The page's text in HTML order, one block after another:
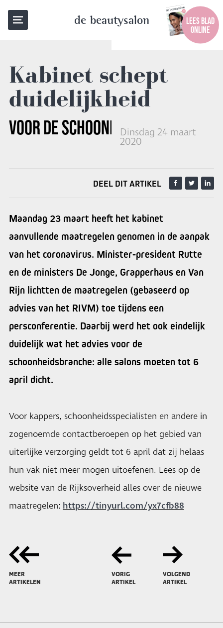
de beautysalon
LEES BLAD
ONLINE
Kabinet schept
duidelijkheid
VOOR DESCHOONHEIDSBRANCHE
Dinsdag 24 maart
2020
TERUG NAAR OVERZICHT
DEEL DIT ARTIKEL
Maandag 23 maart heeft het kabinet
aanvullende maatregelen genomen in de aanpak
van het coronavirus. Minister-president Rutte
en de ministers De Jonge, Grapperhaus en Van
Rijn lichtten de maatregelen (gebaseerd op
advies van het RIVM) toe tijdens een
persconferentie. Daarbij werd het ook eindelijk
duidelijk wat het advies voor de
schoonheidsbranche: alle salons moeten tot 6
april dicht.
Voor kappers, schoonheidsspecialisten en andere in
zogenoemde contactberoepen op het gebied van
uiterlijke verzorging geldt tot 6 april dat zij helaas
hun vak niet meer mogen uitoefenen. Lees op de
website van de Rijksoverheid alles over de nieuwe
maatregelen: https://tinyurl.com/yx7cfb88
MEER
ARTIKELEN
VORIG
ARTIKEL
VOLGEND
ARTIKEL